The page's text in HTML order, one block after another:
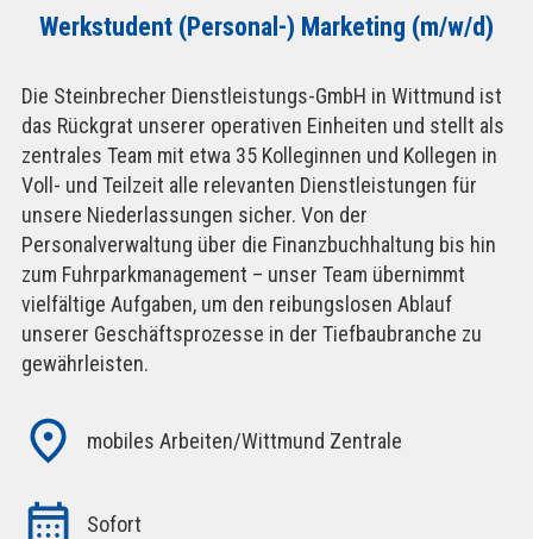
Werkstudent (Personal-) Marketing (m/w/d)
Die Steinbrecher Dienstleistungs-GmbH in Wittmund ist
das Rückgrat unserer operativen Einheiten und stellt als
zentrales Team mit etwa 35 Kolleginnen und Kollegen in
Voll- und Teilzeit alle relevanten Dienstleistungen für
unsere Niederlassungen sicher. Von der
Personalverwaltung über die Finanzbuchhaltung bis hin
zum Fuhrparkmanagement – unser Team übernimmt
vielfältige Aufgaben, um den reibungslosen Ablauf
unserer Geschäftsprozesse in der Tiefbaubranche zu
gewährleisten.
mobiles Arbeiten/Wittmund Zentrale
Sofort